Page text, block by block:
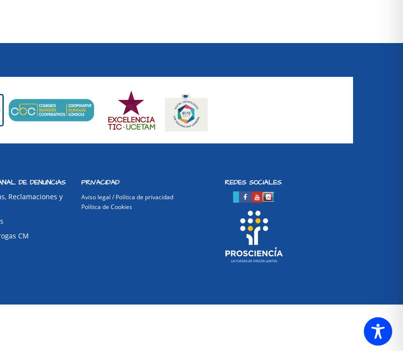
DE DENUNCIAS
Reclamaciones y
CM
PRIVACIDAD
Aviso legal / Política de privacidad
Política de Cookies
REDES SOCIALES